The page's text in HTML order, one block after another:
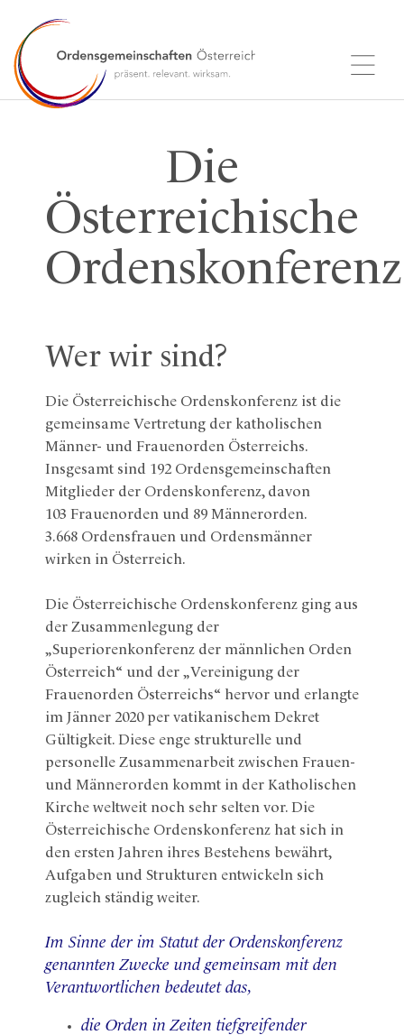
Die
Österreichische
Ordenskonferenz
Wer wir sind?
Die Österreichische Ordenskonferenz ist die
gemeinsame Vertretung der katholischen
Männer- und Frauenorden Österreichs.
Insgesamt sind 192 Ordensgemeinschaften
Mitglieder der Ordenskonferenz, davon
103 Frauenorden und 89 Männerorden.
3.668 Ordensfrauen und Ordensmänner
wirken in Österreich.
Die Österreichische Ordenskonferenz ging aus
der Zusammenlegung der
„Superiorenkonferenz der männlichen Orden
Österreich“ und der „Vereinigung der
Frauenorden Österreichs“ hervor und erlangte
im Jänner 2020 per vatikanischem Dekret
Gültigkeit. Diese enge strukturelle und
personelle Zusammenarbeit zwischen Frauen-
und Männerorden kommt in der Katholischen
Kirche weltweit noch sehr selten vor. Die
Österreichische Ordenskonferenz hat sich in
den ersten Jahren ihres Bestehens bewährt,
Aufgaben und Strukturen entwickeln sich
zugleich ständig weiter.
Im Sinne der im Statut der Ordenskonferenz
genannten Zwecke und gemeinsam mit den
Verantwortlichen bedeutet das,
die Orden in Zeiten tiefgreifender